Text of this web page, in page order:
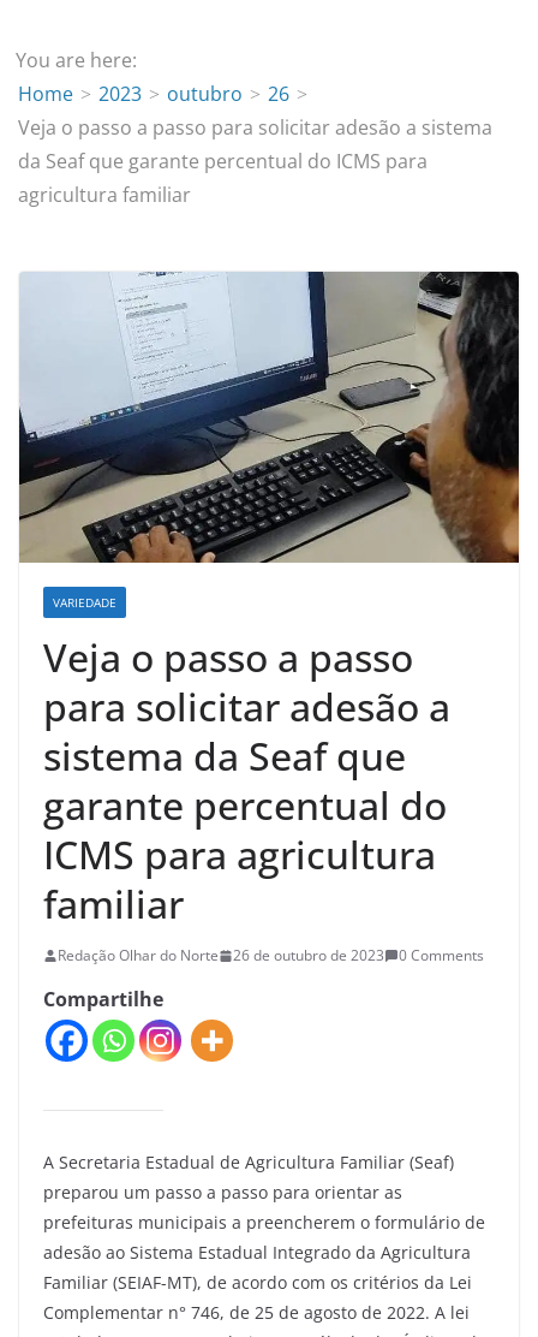
You are here:
Home
2023 outubro
26
Veja o passo a passo para solicitar adesão a sistema
da Seaf que garante percentual do ICMS para
agricultura familiar
VARIEDADE
Veja o passo a passo
para solicitar adesão a
sistema da Seaf que
garante percentual do
ICMS para agricultura
familiar
Redação Olhar do Norte 26 de outubro de 2023 0 Comments
Compartilhe
A Secretaria Estadual de Agricultura Familiar (Seaf)
preparou um passo a passo para orientar as
prefeituras municipais a preencherem o formulário de
adesão ao Sistema Estadual Integrado da Agricultura
Familiar (SEIAF-MT), de acordo com os critérios da Lei
Complementar n° 746, de 25 de agosto de 2022. A lei